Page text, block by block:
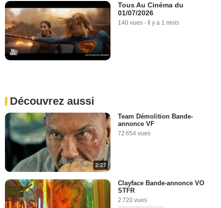
Tous Au Cinéma du
01/07/2026
140 vues - Il y a 1 mois
Découvrez aussi
2:27
Team Démolition Bande-
annonce VF
72 654 vues
Clayface Bande-annonce VO
STFR
2 720 vues